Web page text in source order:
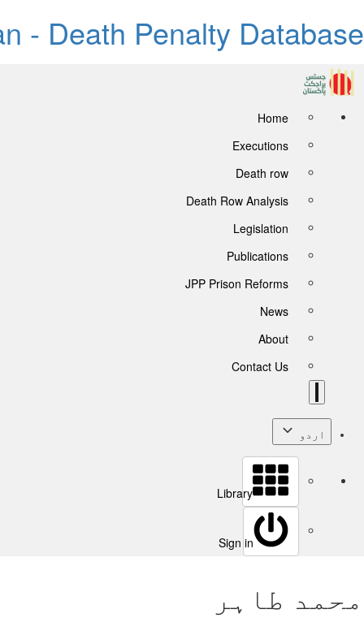
- Death Penalty Database
Home
Executions
Death row
Death Row Analysis
Legislation
Publications
JPP Prison Reforms
News
About
Contact Us
اردو
Library
Sign in
محمد طاہر